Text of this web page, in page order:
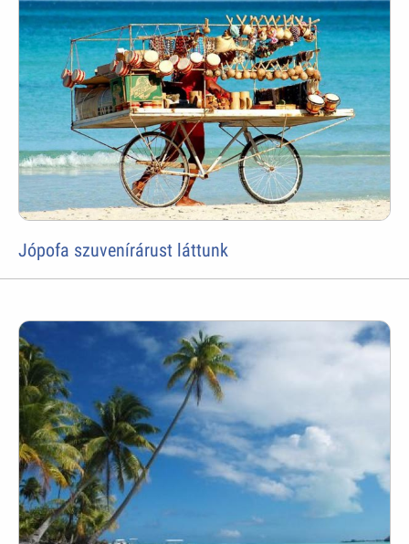
Jópofa szuvenírárust láttunk